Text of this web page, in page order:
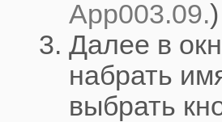
App003.09.
Далее в
набрать
выбрать